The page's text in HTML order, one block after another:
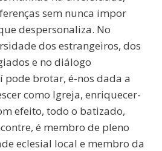
sem nunca impor
despersonaliza. No
dos estrangeiros, dos
e no diálogo
brotar, é-nos dada a
como Igreja, enriquecer-
efeito, todo o batizado,
é membro de pleno
eclesial local e membro da